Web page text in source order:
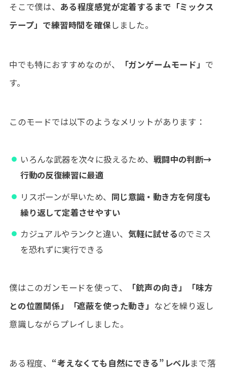
そこで僕は、 ある程度感覚が定着するまで「ミックス
テープ」で練習時間を確保 しました。
中でも特におすすめなのが、 「ガンゲームモード」 で
す。
このモードでは以下のようなメリットがあります：
いろんな武器を次々に扱えるため、 戦闘中の判断→
行動の反復練習に最適
リスポーンが早いため、 同じ意識・動き方を何度も
繰り返して定着させやすい
カジュアルやランクと違い、 気軽に試せるのでミス
を恐れずに実行できる
僕はこのガンモードを使って、
「銃声の向き」「味方
との位置関係」「遮蔽を使った動き」 などを繰り返し
意識しながらプレイしました。
ある程度、 “考えなくても自然にできる”レベルまで落